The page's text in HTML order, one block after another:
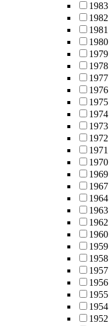
1983
1982
1981
1980
1979
1978
1977
1976
1975
1974
1973
1972
1971
1970
1969
1967
1964
1963
1962
1960
1959
1958
1957
1956
1955
1954
1952